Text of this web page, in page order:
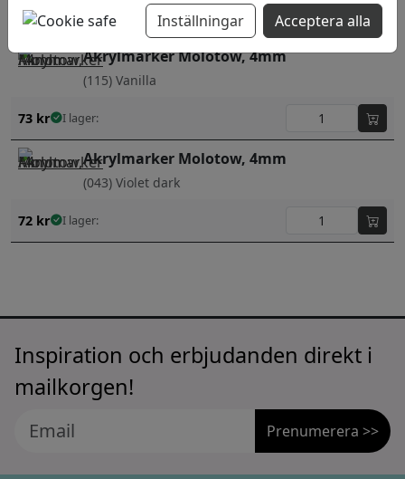
72kr I lager:
Akrylmarker Molotow, 4mm
(115) Vanilla
73 kr I lager:
Akrylmarker Molotow, 4mm
(043) Violet dark
72 kr I lager:
Inspiration och erbjudanden direkt i
mailkorgen!
Prenumerera >>
Inställningar Acceptera alla